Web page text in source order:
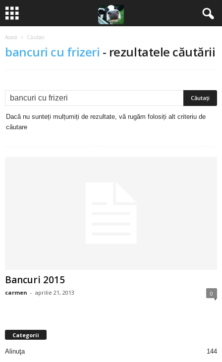
Acasă Căutați
bancuri cu frizeri - rezultatele căutării
Dacă nu sunteți mulțumiți de rezultate, vă rugăm folosiți alt criteriu de
căutare
Bancuri 2015
carmen - aprilie 21, 2013 0
Categorii
Alinuţa
144